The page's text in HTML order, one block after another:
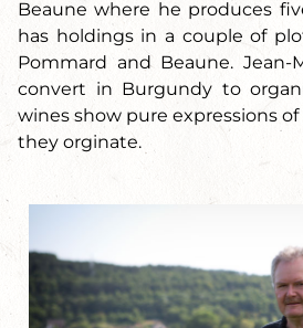
Beaune where he produces
has holdings in a couple of
Pommard and Beaune. Jean-
convert in Burgundy to
wines show pure expressions
they orginate.